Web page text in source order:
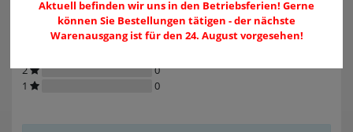
0
0
2
0
1
0
Aktuell befinden wir uns in den Betriebsferien! Gerne
können Sie Bestellungen tätigen - der nächste
Warenausgang ist für den 24. August vorgesehen!